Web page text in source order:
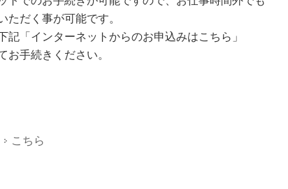
ただく事が可能です。
記「インターネットからのお申込みはこちら」
お手続きください。
こちら